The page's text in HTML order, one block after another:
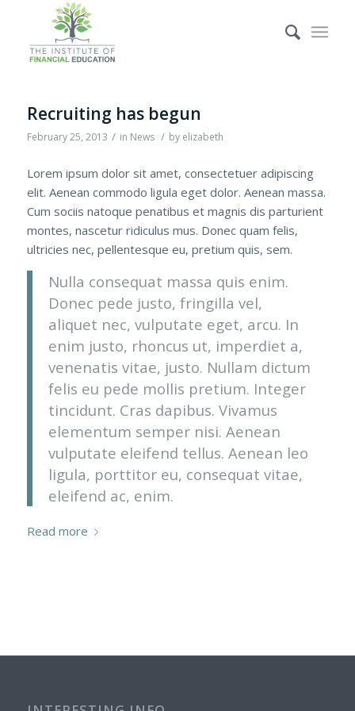
Recruiting has begun
February 25, 2013 / in News / by elizabeth
Lorem ipsum dolor sit amet, consectetuer adipiscing
elit. Aenean commodo ligula eget dolor. Aenean massa.
Cum sociis natoque penatibus et magnis dis parturient
montes, nascetur ridiculus mus. Donec quam felis,
ultricies nec, pellentesque eu, pretium quis, sem.
Nulla consequat massa quis enim.
Donec pede justo, fringilla vel,
aliquet nec, vulputate eget, arcu. In
enim justo, rhoncus ut, imperdiet a,
venenatis vitae, justo. Nullam dictum
felis eu pede mollis pretium. Integer
tincidunt. Cras dapibus. Vivamus
elementum semper nisi. Aenean
vulputate eleifend tellus. Aenean leo
ligula, porttitor eu, consequat vitae,
eleifend ac, enim.
Read more